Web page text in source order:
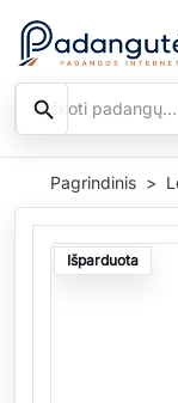
Ieškoti
search
Pagrindinis
Išparduota